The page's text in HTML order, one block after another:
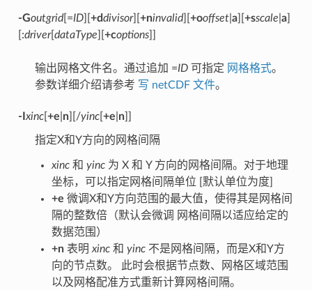
-Goutgrid[=ID][ +ddivisor][ +ninvalid][ +ooffset| a][ +sscale a]
[:driver[ dataType +coptions]]
输出网格文件名。通过追加 =ID可指定 网格格式。
参数详细介绍请参考 写 netCDF 文件。
-Ixinc[ +e n][/yinc[ +e n]]
指定X和Y方向的网格间隔
xinc和 yinc为 X 和 Y 方向的网格间隔。对于地理
坐标，可以指定网格间隔单位 [默认单位为度]
+e 微调X和Y方向范围的最大值，使得其是网格间
隔的整数倍（默认会微调 网格间隔以适应给定的
数据范围）
+n表明xinc和 yinc不是网格间隔，而是X和Y方
向的节点数。 此时会根据节点数、网格区域范围
以及网格配准方式重新计算网格间隔。